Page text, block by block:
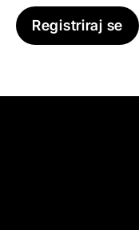
Registriraj se